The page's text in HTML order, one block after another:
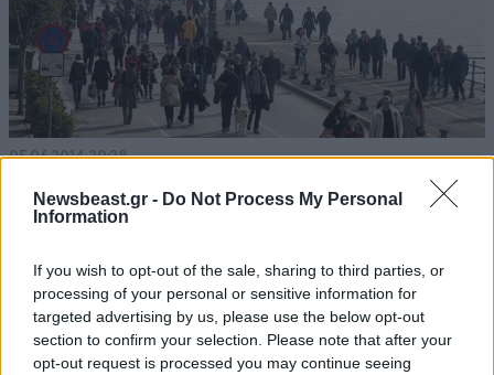
Newsbeast.gr - Do Not Process My Personal
Information
If you wish to opt-out of the sale, sharing to third parties, or
processing of your personal or sensitive information for
targeted advertising by us, please use the below opt-out
section to confirm your selection. Please note that after your
opt-out request is processed you may continue seeing
05·06·2014 20:28
Πεζοδρομείται η Λεωφόρος Νίκης στη Θεσσαλονίκη
την Κυριακή